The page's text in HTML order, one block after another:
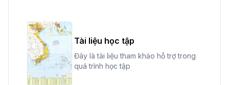
Tài liệu học tập
Đây là tài liệu tham khảo hỗ trợ trong
quá trình học tập